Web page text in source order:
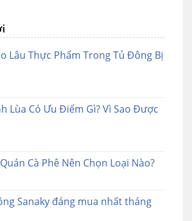
Lâu Thực Phẩm Trong Tủ Đông Bị
Lùa Có Ưu Điểm Gì? Vì Sao Được
Cà Phê Nên Chọn Loại Nào?
Sanaky đáng mua nhất tháng